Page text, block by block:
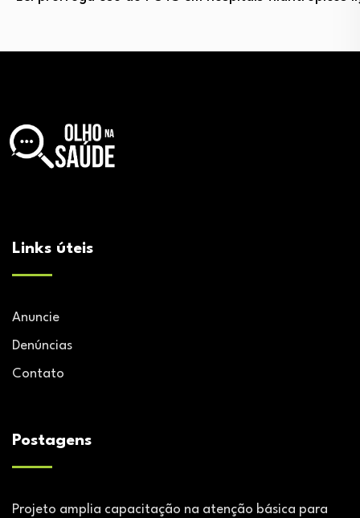
Links úteis
Anuncie
Denúncias
Contato
Postagens
Projeto amplia capacitação na atenção básica para